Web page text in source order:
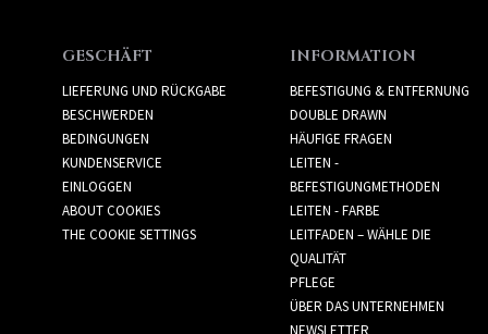
GESCHÄFT
LIEFERUNG UND RÜCKGABE
BESCHWERDEN
BEDINGUNGEN
KUNDENSERVICE
EINLOGGEN
ABOUT COOKIES
THE COOKIE SETTINGS
INFORMATION
BEFESTIGUNG & ENTFERNUNG
DOUBLE DRAWN
HÄUFIGE FRAGEN
LEITEN -
BEFESTIGUNGMETHODEN
LEITEN - FARBE
LEITFADEN – WÄHLE DIE
QUALITÄT
PFLEGE
ÜBER DAS UNTERNEHMEN
NEWSLETTER